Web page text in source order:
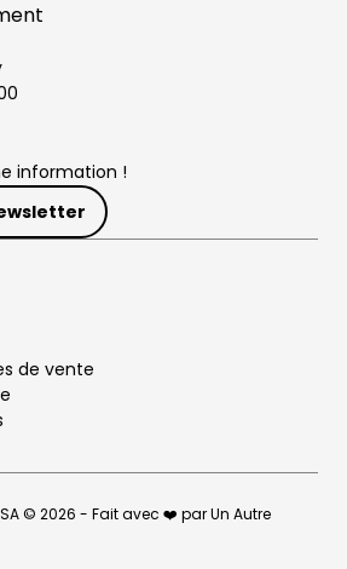
information !
de vente
© 2026 - Fait avec ❤️ par Un Autre